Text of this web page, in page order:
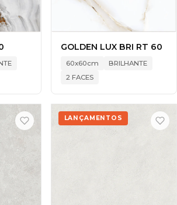
GOLDEN LUX BRI RT 60
60x60cm
BRILHANTE
2 FACES
LANÇAMENTOS